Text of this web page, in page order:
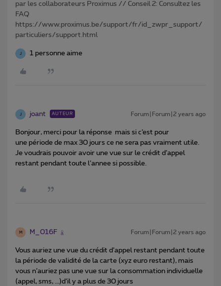
par les collaborateurs Proximus // Conseil 2: Consultez les
FAQ
https://www.proximus.be/support/fr/id_zwpr_support/
particuliers/support.html
1 personne aime
joant AUTEUR Forum|Forum|2 years ago
Bonjour, merci pour la réponse mais si c’est pour
une période de max 30 jours ce ne sera pas vraiment utile.
Je voudrais pouvoir avoir une vue sur le crédit d’appel
restant pendant toute l’annee si possible.
M M_016F Forum|Forum|2 years ago
Vous auriez une vue du crédit d’appel restant pendant toute
la période de validité de la carte (xyz euro restant), mais
vous n’auriez pas une vue sur la consommation individuelle
(appel, sms, ...)d’il y a plus de 30 jours